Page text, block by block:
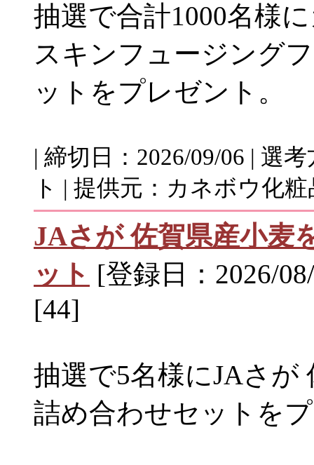
抽選で合計1000名様
スキンフュージング
ットをプレゼント。
| 締切日：2026/09/06 | 選
ト | 提供元：カネボウ化
JAさが 佐賀県産小麦
ット [登録日：2026/
[44]
抽選で5名様にJAさが
詰め合わせセットを